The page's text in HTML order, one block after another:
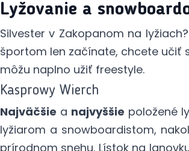
Lyžovanie a
Silvester v Zakopanom na
športom len začínate, chcete učiť
môžu naplno užiť freestyle.
Kasprowy Wierch
Najväčšie a najvyššie položené
lyžiarom a snowboardistom,
prírodnom snehu. Lístok na